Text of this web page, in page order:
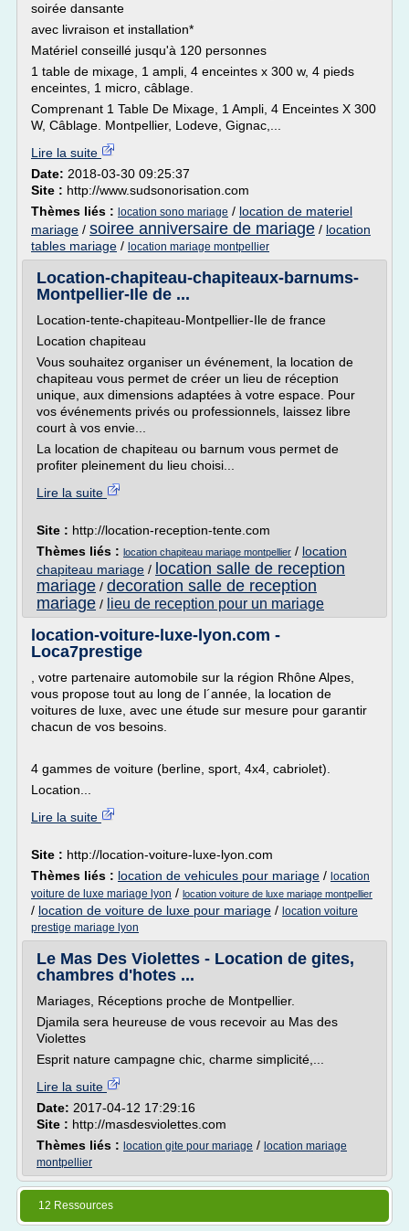
soirée dansante
avec livraison et installation*
Matériel conseillé jusqu'à 120 personnes
1 table de mixage, 1 ampli, 4 enceintes x 300 w, 4 pieds
enceintes, 1 micro, câblage.
Comprenant 1 Table De Mixage, 1 Ampli, 4 Enceintes X 300
W, Câblage. Montpellier, Lodeve, Gignac,...
Lire la suite
Date: 2018-03-30 09:25:37
Site : http://www.sudsonorisation.com
Thèmes liés : location sono mariage / location de materiel
mariage / soiree anniversaire de mariage / location
tables mariage / location mariage montpellier
Location-chapiteau-chapiteaux-barnums-
Montpellier-Ile de ...
Location-tente-chapiteau-Montpellier-Ile de france
Location chapiteau
Vous souhaitez organiser un événement, la location de
chapiteau vous permet de créer un lieu de réception
unique, aux dimensions adaptées à votre espace. Pour
vos événements privés ou professionnels, laissez libre
court à vos envie...
La location de chapiteau ou barnum vous permet de
profiter pleinement du lieu choisi...
Lire la suite
Site : http://location-reception-tente.com
Thèmes liés : location chapiteau mariage montpellier / location
chapiteau mariage / location salle de reception
mariage / decoration salle de reception
mariage / lieu de reception pour un mariage
location-voiture-luxe-lyon.com -
Loca7prestige
, votre partenaire automobile sur la région Rhône Alpes,
vous propose tout au long de l´année, la location de
voitures de luxe, avec une étude sur mesure pour garantir
chacun de vos besoins.
4 gammes de voiture (berline, sport, 4x4, cabriolet).
Location...
Lire la suite
Site : http://location-voiture-luxe-lyon.com
Thèmes liés : location de vehicules pour mariage / location
voiture de luxe mariage lyon / location voiture de luxe mariage montpellier
/ location de voiture de luxe pour mariage / location voiture
prestige mariage lyon
Le Mas Des Violettes - Location de gites,
chambres d'hotes ...
Mariages, Réceptions proche de Montpellier.
Djamila sera heureuse de vous recevoir au Mas des
Violettes
Esprit nature campagne chic, charme simplicité,...
Lire la suite
Date: 2017-04-12 17:29:16
Site : http://masdesviolettes.com
Thèmes liés : location gite pour mariage / location mariage
montpellier
12 Ressources